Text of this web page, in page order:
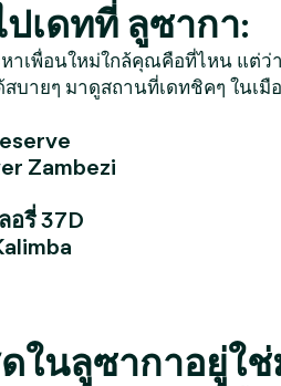
เดทที่ ลูซากา:
าเพื่อนใหม่ใกล้คุณคือที่ไหน แต่ว่
สบายๆ มาดูสถานที่เดทชิคๆ ในเมื
Zambezi
อรี่ 37D
ในลูซากาอยู่ใช่